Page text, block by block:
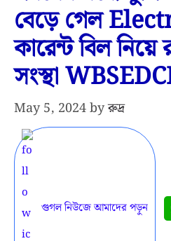
বেড়ে গেল
কারেন্ট বিল নিয়ে
সংস্থা
May 5, 2024byরুদ্র
গুগল নিউজে আমাদের পড়ুন